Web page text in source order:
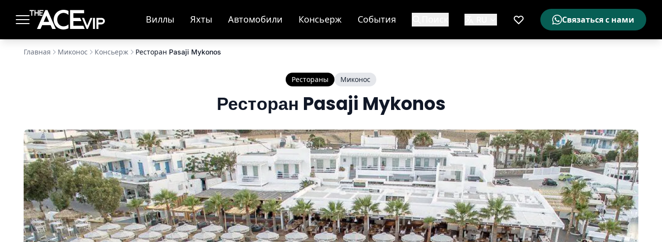
Виллы Яхты Автомобили Консьерж События
Мой список желаемого
Связаться с нами
Главная Миконос Консьерж Ресторан Pasaji Mykonos
Рестораны Миконос
Ресторан Pasaji Mykonos